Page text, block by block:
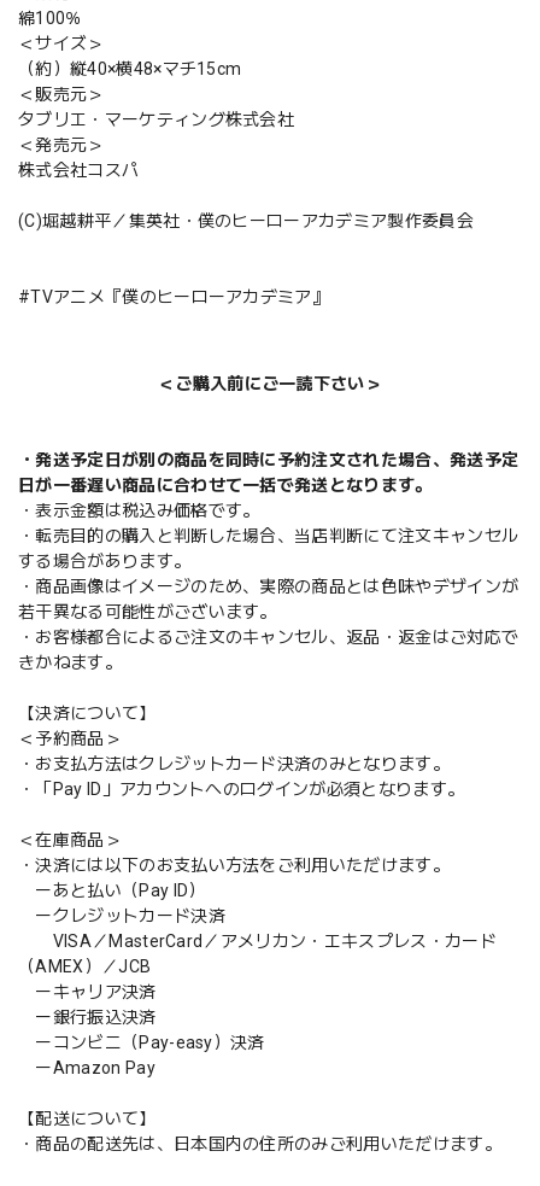
綿100％
＜サイズ＞
（約）縦40×横48×マチ15cm
＜販売元＞
タブリエ・マーケティング株式会社
＜発売元＞
株式会社コスパ
(C)堀越耕平／集英社・僕のヒーローアカデミア製作委員会
#TVアニメ『僕のヒーローアカデミア』
＜ご購入前にご一読下さい＞
・発送予定日が別の商品を同時に予約注文された場合、発送予定
日が一番遅い商品に合わせて一括で発送となります。
・表示金額は税込み価格です。
・転売目的の購入と判断した場合、当店判断にて注文キャンセル
する場合があります。
・商品画像はイメージのため、実際の商品とは色味やデザインが
若干異なる可能性がございます。
・お客様都合によるご注文のキャンセル、返品・返金はご対応で
きかねます。
【決済について】
＜予約商品＞
・お支払方法はクレジットカード決済のみとなります。
・「Pay ID」アカウントへのログインが必須となります。
＜在庫商品＞
・決済には以下のお支払い方法をご利用いただけます。
ーあと払い（Pay ID）
ークレジットカード決済
VISA／MasterCard／アメリカン・エキスプレス・カード
（AMEX）／JCB
ーキャリア決済
ー銀行振込決済
ーコンビニ（Pay-easy）決済
ーAmazon Pay
【配送について】
・商品の配送先は、日本国内の住所のみご利用いただけます。